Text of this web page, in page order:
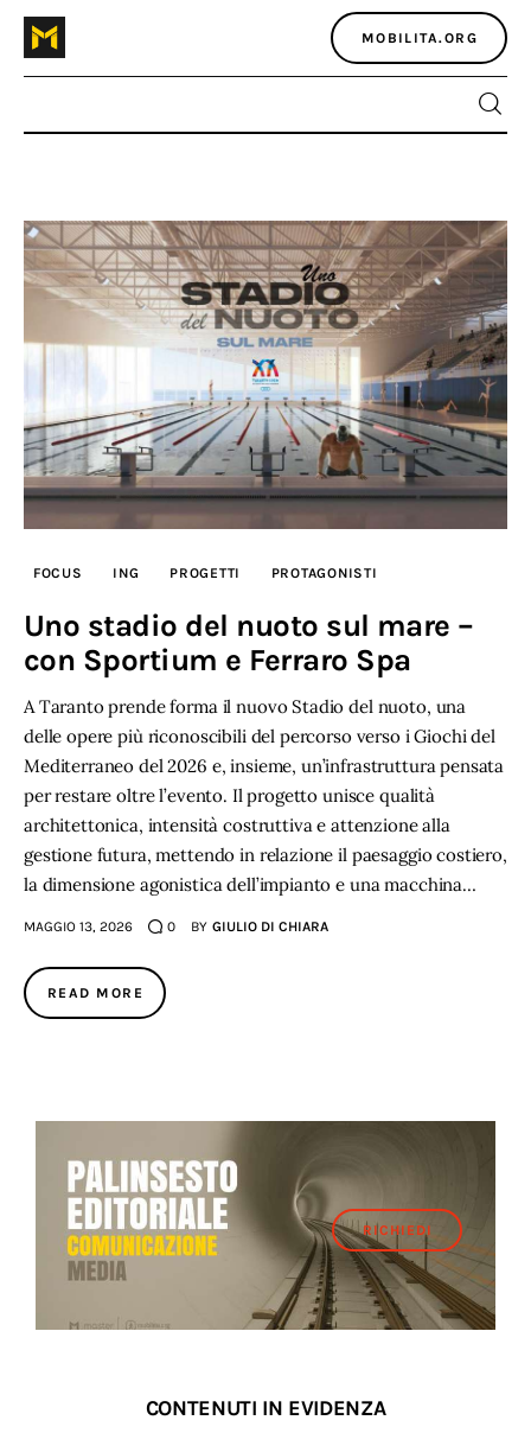
MOBILITA.ORG
Home
Atlante dei masters
Argomenti
Agenzia e media
Contatti
FOCUS ING PROGETTI PROTAGONISTI
Uno stadio del nuoto sul mare –
con Sportium e Ferraro Spa
A Taranto prende forma il nuovo Stadio del nuoto, una
delle opere più riconoscibili del percorso verso i Giochi del
Mediterraneo del 2026 e, insieme, un’infrastruttura pensata
per restare oltre l’evento. Il progetto unisce qualità
architettonica, intensità costruttiva e attenzione alla
gestione futura, mettendo in relazione il paesaggio costiero,
la dimensione agonistica dell’impianto e una macchina…
MAGGIO 13, 2026 0 BY GIULIO DI CHIARA
READ MORE
RICHIEDI
CONTENUTI IN EVIDENZA